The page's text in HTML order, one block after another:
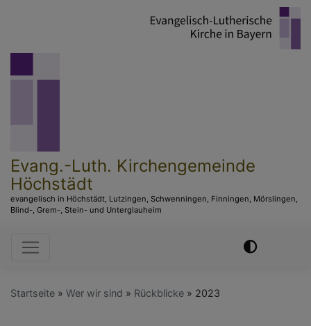
Evang.-Luth. Kirchengemeinde
Höchstädt
evangelisch in Höchstädt, Lutzingen, Schwenningen, Finningen, Mörslingen,
Blind-, Grem-, Stein- und Unterglauheim
Hauptnavigation
Startseite Wer wir sind Rückblicke 2023